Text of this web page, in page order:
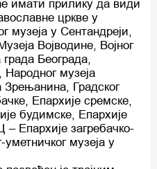
имати прилику да види
цркве у
музеја у Сентандреји,
Војводине, Војног
града Београда,
Народног музеја
Зрењанина, Градског
Епархије сремске,
будимске, Епархије
Епархије загребачко-
музеја у